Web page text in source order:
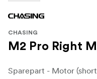
CHASING
M2 Pro Right
Sparepart - Motor